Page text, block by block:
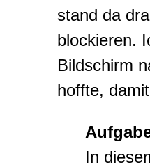
stand da
blockieren.
Bildschirm
hoffte,
In